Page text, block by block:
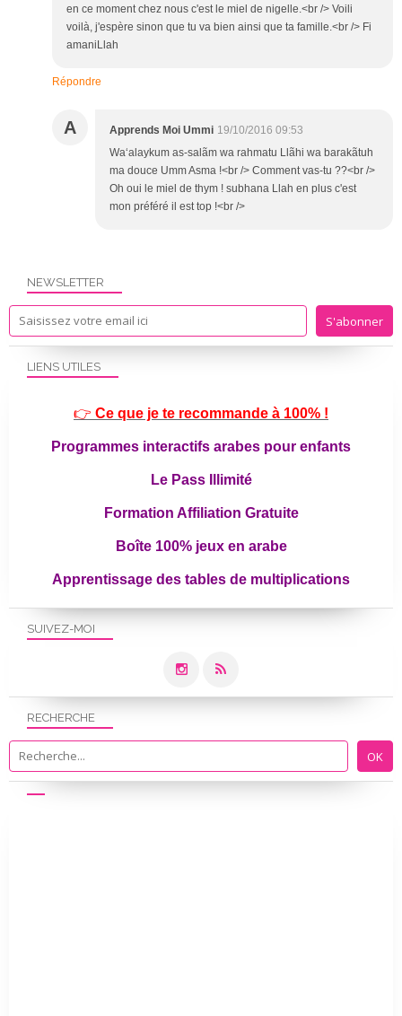
en ce moment chez nous c'est le miel de nigelle.<br /> Voili
voilà, j'espère sinon que tu va bien ainsi que ta famille.<br /> Fi
amaniLlah
Répondre
A Apprends Moi Ummi 19/10/2016 09:53
Wa‘alaykum as-salãm wa rahmatu Llãhi wa barakãtuh
ma douce Umm Asma !<br /> Comment vas-tu ??<br />
Oh oui le miel de thym ! subhana Llah en plus c'est
mon préféré il est top !<br />
NEWSLETTER
SUIVEZ-MOI
RECHERCHE
LIENS UTILES
👉 Ce que je te recommande à 100% !
Programmes interactifs arabes pour enfants
Le Pass Illimité
Formation Affiliation Gratuite
Boîte 100% jeux en arabe
Apprentissage des tables de multiplications